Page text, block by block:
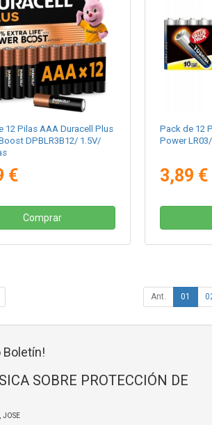
12 Pilas AAA Duracell Plus
DPBLR3B12/ 1.5V/
€
Comprar
Pack de 12
Power
3,89 €
Ant. 01
Boletín!
SOBRE PROTECCIÓN DE
JOSE